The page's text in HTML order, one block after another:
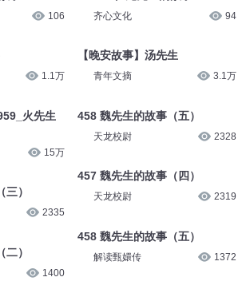
106
1.1万
火先生
15万
）
2335
）
1400
齐心文化 94
【晚安故事】汤先生
青年文摘 3.1万
458 魏先生的故事（五）
天龙校尉 2328
457 魏先生的故事（四）
天龙校尉 2319
458 魏先生的故事（五）
解读甄嬛传 1372